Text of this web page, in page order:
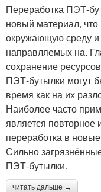
Переработка ПЭТ-
новый материал, что
окружающую среду и
направляемых на.
сохранение
ПЭТ-бутылки могут
время как на их
Наиболее часто
является повторное
переработка в
Сильно
ПЭТ-бутылки.
читать дальше →